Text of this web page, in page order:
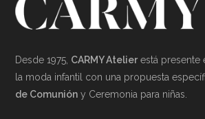
Desde 1975, CARMY Atelier está presente
la moda infantil con una propuesta
de Comunión y Ceremonia para niñas.